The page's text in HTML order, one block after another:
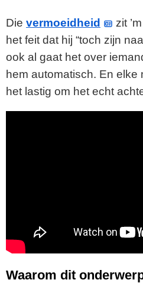
Die vermoeidheid
zit
het feit dat hij “toch zijn
ook al gaat het over
hem automatisch. En
het lastig om het echt
Waarom dit